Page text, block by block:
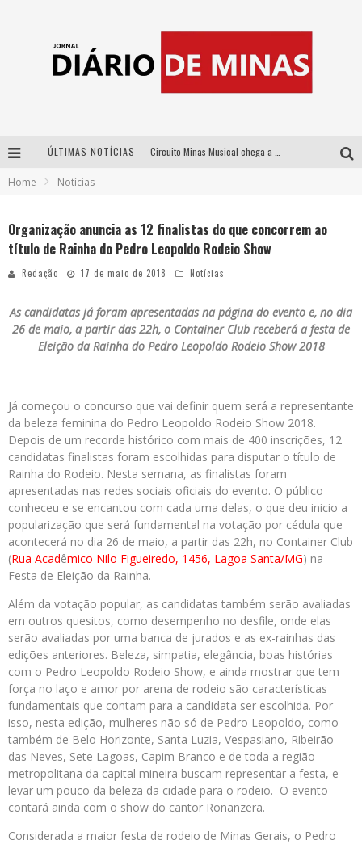
ÚLTIMAS NOTÍCIAS
Home Notícias
Organização anuncia as 12 finalistas do que concorrem ao
título de Rainha do Pedro Leopoldo Rodeio Show
Redação 17 de maio de 2018 Notícias
As candidatas já foram apresentadas na página do evento e, no dia
26 de maio, a partir das 22h, o Container Club receberá a festa de
Eleição da Rainha do Pedro Leopoldo Rodeio Show 2018
Já começou o concurso que vai definir quem será a representante
da beleza feminina do Pedro Leopoldo Rodeio Show 2018.
Depois de um recorde histórico com mais de 400 inscrições, 12
candidatas finalistas foram escolhidas para disputar o título de
Rainha do Rodeio. Nesta semana, as finalistas foram
apresentadas nas redes sociais oficiais do evento. O público
conheceu e se encantou com cada uma delas, o que deu inicio a
popularização que será fundamental na votação por cédula que
acontecerá no dia 26 de maio, a partir das 22h, no Container Club
(Rua Acadêmico Nilo Figueiredo, 1456, Lagoa Santa/MG) na
Festa de Eleição da Rainha.
Além da votação popular, as candidatas também serão avaliadas
em outros quesitos, como desempenho no desfile, onde elas
serão avaliadas por uma banca de jurados e as ex-rainhas das
edições anteriores. Beleza, simpatia, elegância, boas histórias
com o Pedro Leopoldo Rodeio Show, e ainda mostrar que tem
força no laço e amor por arena de rodeio são características
fundamentais que contam para a candidata ser escolhida. Por
isso, nesta edição, mulheres não só de Pedro Leopoldo, como
também de Belo Horizonte, Santa Luzia, Vespasiano, Ribeirão
das Neves, Sete Lagoas, Capim Branco e de toda a região
metropolitana da capital mineira buscam representar a festa, e
levar um pouco da beleza da cidade para o rodeio. O evento
contará ainda com o show do cantor Ronanzera.
Considerada a maior festa de rodeio de Minas Gerais, o Pedro